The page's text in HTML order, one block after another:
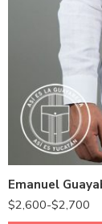
Emanuel
$2,600-$2,700
36 - S
38 - M
40 - L
42 - XL
46 - XXXL
48 - XXXXL